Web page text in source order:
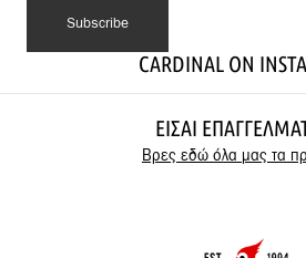
CARDINAL ON
ΕΊΣΑΙ
Βρες εδώ όλα μας τα